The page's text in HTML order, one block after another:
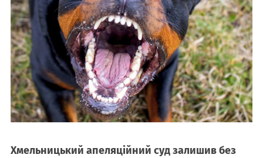
Хмельницький апеляційний суд залишив без